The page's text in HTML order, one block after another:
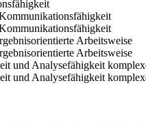
Arbeitsweise
Arbeitsweise
und Analysefähigkeit
und Analysefähigkeit